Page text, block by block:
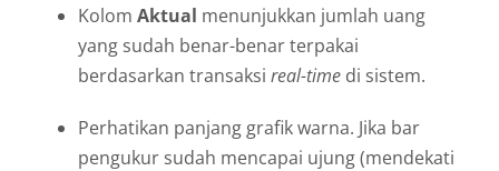
Kolom Aktual menunjukkan jumlah uang
yang sudah benar-benar terpakai
berdasarkan transaksi real-time di sistem.
Perhatikan panjang grafik warna. Jika bar
pengukur sudah mencapai ujung (mendekati